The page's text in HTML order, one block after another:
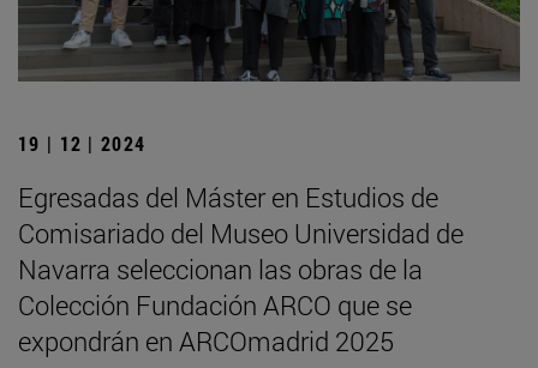
19 | 12 | 2024
Egresadas del Máster en Estudios de
Comisariado del Museo Universidad de
Navarra seleccionan las obras de la
Colección Fundación ARCO que se
expondrán en ARCOmadrid 2025